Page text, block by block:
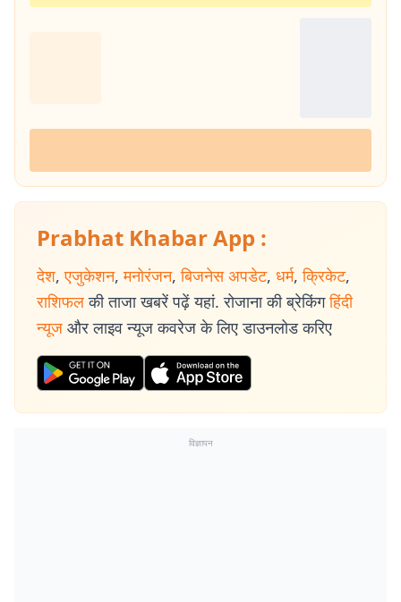
Prabhat Khabar App :
देश, एजुकेशन, मनोरंजन, बिजनेस अपडेट, धर्म, क्रिकेट,
राशिफल की ताजा खबरें पढ़ें यहां. रोजाना की ब्रेकिंग हिंदी
न्यूज और लाइव न्यूज कवरेज के लिए डाउनलोड करिए
विज्ञापन